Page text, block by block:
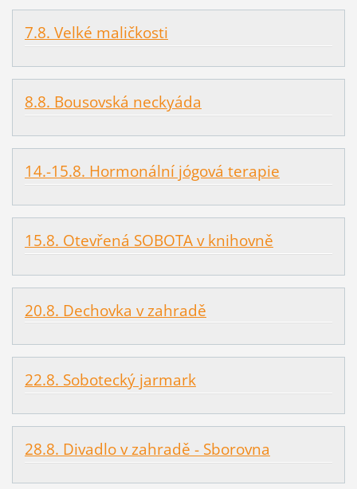
7.8. Velké maličkosti
8.8. Bousovská neckyáda
14.-15.8. Hormonální jógová terapie
15.8. Otevřená SOBOTA v knihovně
20.8. Dechovka v zahradě
22.8. Sobotecký jarmark
28.8. Divadlo v zahradě - Sborovna